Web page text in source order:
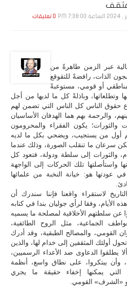
0 تعليقات
عبر الزمن طاهرةً من
الذات، رافضةً للتقوقع
أو قومي، مستوعبةً
وتطلعاتها، وباذلةً كل ما لديها من أجل
حقوق الناس كل الناس التي تضمن لهم
والرحمة بهم هما الهدفان الأساسيان
والثورات؛ يكون الفقراء والمحرومون
أول من يستجيب، ويضحي بكل ما لديه
سرعان ما تنقلب الصورة، وذلك عندما
والثورات إلى سلطة ودولة، فتعود كل
واستأصلتها تلك الحركات إلى الواجهة
هو: خيانة النخبة من علمائها
لاستقراء واقعنا فإننا سندرك أن
وفقا لرأي جوليان بندا في كتابه
عن سلطتهم الأخلاقية لمصلحة ما يسميه
الجماعية، مثل الروح الطائفية،
القومي، والمصالح الطبقية، وقد أدرك
أولئك المثقفين إلى خدام لها، والذين
الدعاوى ضد الأعداء الرسميين،
وأن يبتكروا، على نطاق واسع، أنظمة
التي يمكنها إخفاء حقيقة ما يجري
«الشرف» القومي.